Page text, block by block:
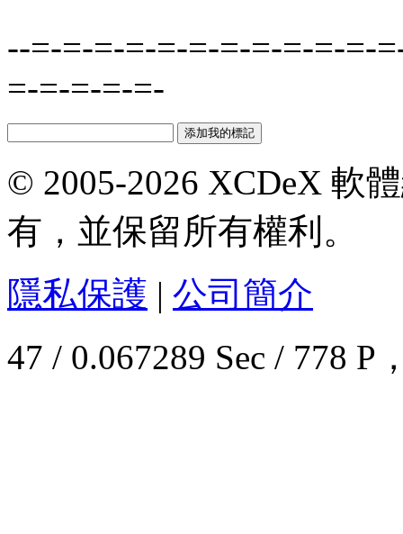
--=-=-=-=-=-=-=-=-=-=-=-
=-=-=-=-=-
© 2005-2026 XCDeX 軟
有，並保留所有權利。
隱私保護 | 公司簡介
47 / 0.067289 Sec / 778